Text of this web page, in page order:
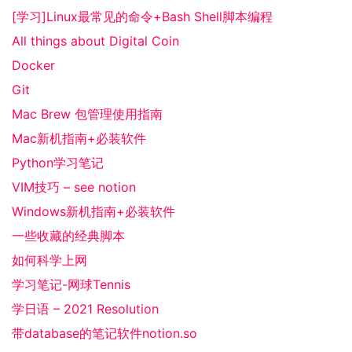
[学习]Linux最常见的命令+Bash Shell脚本编程
All things about Digital Coin
Docker
Git
Mac Brew 包管理使用指南
Mac新机指南+必装软件
Python学习笔记
VIM技巧 – see notion
Windows新机指南+必装软件
一些收藏的经典脚本
如何科学上网
学习笔记-网球Tennis
学日语 – 2021 Resolution
带database的笔记软件notion.so